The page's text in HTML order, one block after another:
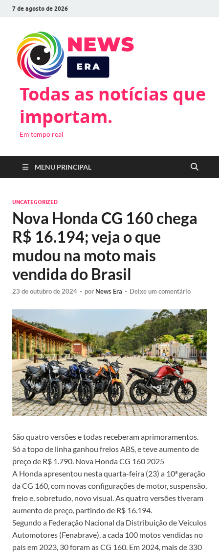
7 de agosto de 2026
Todas as notícias que
importam.
Em tempo real
MENU PRINCIPAL
UNCATEGORIZED
Nova Honda CG 160 chega
R$ 16.194; veja o que
mudou na moto mais
vendida do Brasil
23 de outubro de 2024 - por News Era - Deixe um comentário
São quatro versões e todas receberam aprimoramentos.
Só a topo de linha ganhou freios ABS, e teve aumento de
preço de R$ 1.790. Nova Honda CG 160 2025
A Honda apresentou nesta quarta-feira (23) a 10ª geração
da CG 160, com novas configurações de motor, suspensão,
freio e, sobretudo, novo visual. As quatro versões tiveram
aumento de preço, partindo de R$ 16.194.
Segundo a Federação Nacional da Distribuição de Veículos
Automotores (Fenabrave), a cada 100 motos vendidas no
país em 2023, 30 foram as CG 160. Em 2024, mais de 330